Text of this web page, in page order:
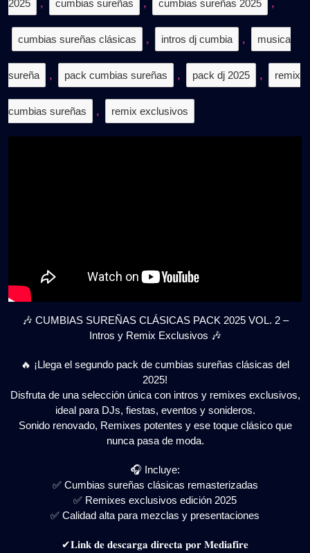
2025 , cumbias sureñas , cumbias sureñas 2025 ,
cumbias sureñas clásicas , intros dj cumbia , musica
sureña , pack cumbias sureñas , pack dj 2025 , remix
cumbias sureñas , remix exclusivos
🎶 CUMBIAS SUREÑAS CLÁSICAS PACK 2025 VOL. 2 –
Intros y Remix Exclusivos 🎶
🔥 ¡Llega el segundo pack de cumbias sureñas clásicas del
2025!
Disfruta de una selección única con intros y remixes exclusivos,
ideal para DJs, fiestas, eventos y sonideros.
Sonido renovado, Remixes potentes y ese toque clásico que
nunca pasa de moda.
🎧 Incluye:
✅ Cumbias sureñas clásicas remasterizadas
✅ Remixes exclusivos edición 2025
✅ Calidad alta para mezclas y presentaciones
✔𝐋𝐢𝐧𝐤 𝐝𝐞 𝐝𝐞𝐬𝐜𝐚𝐫𝐠𝐚 𝐝𝐢𝐫𝐞𝐜𝐭𝐚 𝐩𝐨𝐫 𝐌𝐞𝐝𝐢𝐚𝐟𝐢𝐫𝐞